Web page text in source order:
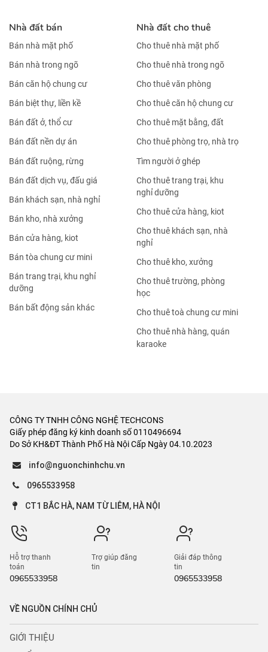
Nhà đất bán
Bán nhà mặt phố
Bán nhà trong ngõ
Bán căn hộ chung cư
Bán biệt thự, liền kề
Bán đất ở, thổ cư
Bán đất nền dự án
Bán đất ruộng, rừng
Bán đất dịch vụ, đấu giá
Bán khách sạn, nhà nghỉ
Bán kho, nhà xưởng
Bán cửa hàng, kiot
Bán tòa chung cư mini
Bán trang trại, khu nghỉ
dưỡng
Bán bất động sản khác
Nhà đất cho thuê
Cho thuê nhà mặt phố
Cho thuê nhà trong ngõ
Cho thuê văn phòng
Cho thuê căn hộ chung cư
Cho thuê mặt bằng, đất
Cho thuê phòng trọ, nhà trọ
Tìm người ở ghép
Cho thuê trang trại, khu
nghỉ dưỡng
Cho thuê cửa hàng, kiot
Cho thuê khách sạn, nhà
nghỉ
Cho thuê kho, xưởng
Cho thuê trường, phòng
học
Cho thuê toà chung cư mini
Cho thuê nhà hàng, quán
karaoke
CÔNG TY TNHH CÔNG NGHỆ TECHCONS
Giấy phép đăng ký kinh doanh số 0110496694
Do Sở KH&ĐT Thành Phố Hà Nội Cấp Ngày 04.10.2023
info@nguonchinhchu.vn
0965533958
CT1 BẮC HÀ, NAM TỪ LIÊM, HÀ NỘI
Hỗ trợ thanh
toán
0965533958
Trợ giúp đăng
tin
Giải đáp thông
tin
0965533958
VỀ NGUỒN CHÍNH CHỦ
GIỚI THIỆU